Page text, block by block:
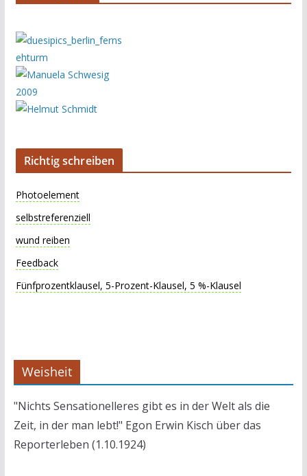
Richtig schreiben
Photoelement
selbstreferenziell
wund reiben
Feedback
Fünfprozentklausel, 5-Prozent-Klausel, 5 %-Klausel
Weisheit
"Nichts Sensationelleres gibt es in der Welt als die
Zeit, in der man lebt!" Egon Erwin Kisch über das
Reporterleben (1.10.1924)